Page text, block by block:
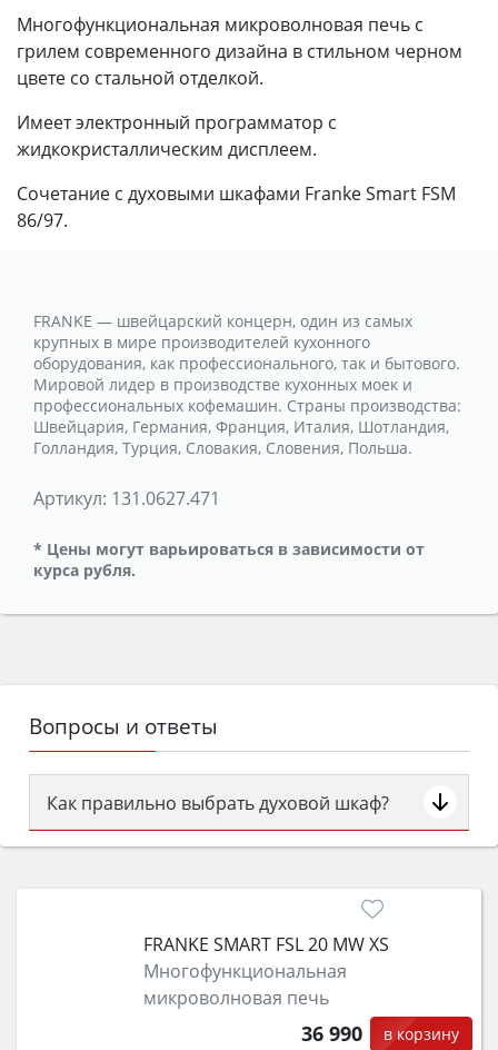
Многофункциональная микроволновая печь с
грилем современного дизайна в стильном черном
цвете со стальной отделкой.
Имеет электронный программатор с
жидкокристаллическим дисплеем.
Сочетание с духовыми шкафами Franke Smart FSM
86/97.
FRANKE — швейцарский концерн, один из самых
крупных в мире производителей кухонного
оборудования, как профессионального, так и бытового.
Мировой лидер в производстве кухонных моек и
профессиональных кофемашин. Страны производства:
Швейцария, Германия, Франция, Италия, Шотландия,
Голландия, Турция, Словакия, Словения, Польша.
Артикул: 131.0627.471
* Цены могут варьироваться в зависимости от
курса рубля.
Вопросы и ответы
Как правильно выбрать духовой шкаф?
Сначала определитесь с типом (газовый или
затем смотрите на объём 50–70 л для семьи,
функции (конвекция, гриль, самоочистка,
защита от детей).
FRANKE SMART FSL 20 MW XS
Многофункциональная
микроволновая печь
36 990 в корзину